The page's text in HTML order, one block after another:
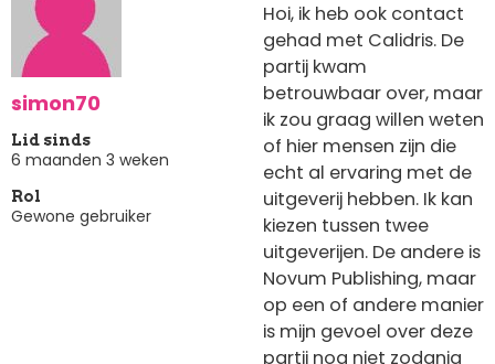
simon70
Lid sinds
6 maanden 3 weken
Rol
Gewone gebruiker
Hoi, ik heb ook contact
gehad met Calidris. De
partij kwam
betrouwbaar over, maar
ik zou graag willen weten
of hier mensen zijn die
echt al ervaring met de
uitgeverij hebben. Ik kan
kiezen tussen twee
uitgeverijen. De andere is
Novum Publishing, maar
op een of andere manier
is mijn gevoel over deze
partij nog niet zodanig